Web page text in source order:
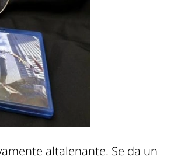
altalenante. Se da un